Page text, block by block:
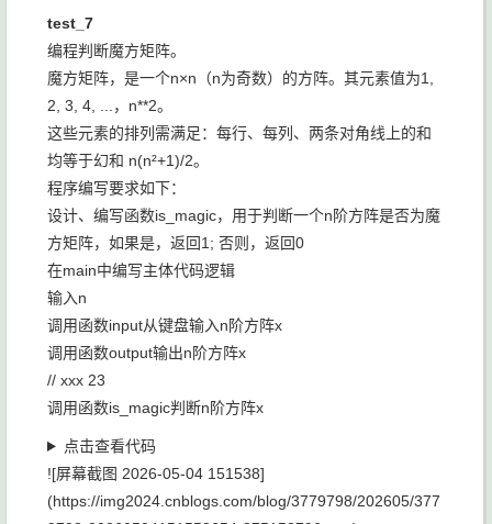
test_7
编程判断魔方矩阵。
魔方矩阵，是一个n×n（n为奇数）的方阵。其元素值为1,
2, 3, 4, ...，n**2。
这些元素的排列需满足：每行、每列、两条对角线上的和
均等于幻和 n(n²+1)/2。
程序编写要求如下：
设计、编写函数is_magic，用于判断一个n阶方阵是否为魔
方矩阵，如果是，返回1; 否则，返回0
在main中编写主体代码逻辑
输入n
调用函数input从键盘输入n阶方阵x
调用函数output输出n阶方阵x
// xxx 23
调用函数is_magic判断n阶方阵x
点击查看代码
![屏幕截图 2026-05-04 151538]
(https://img2024.cnblogs.com/blog/3779798/202605/377